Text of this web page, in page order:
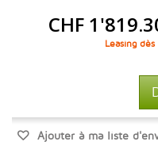
CHF
Leasing
Ajouter à ma liste